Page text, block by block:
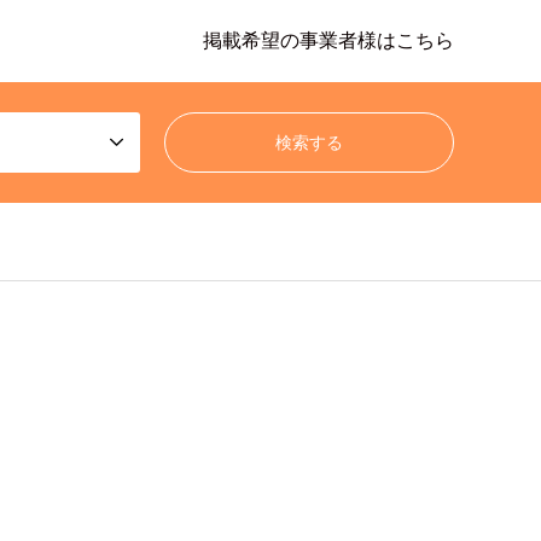
掲載希望の事業者様はこちら